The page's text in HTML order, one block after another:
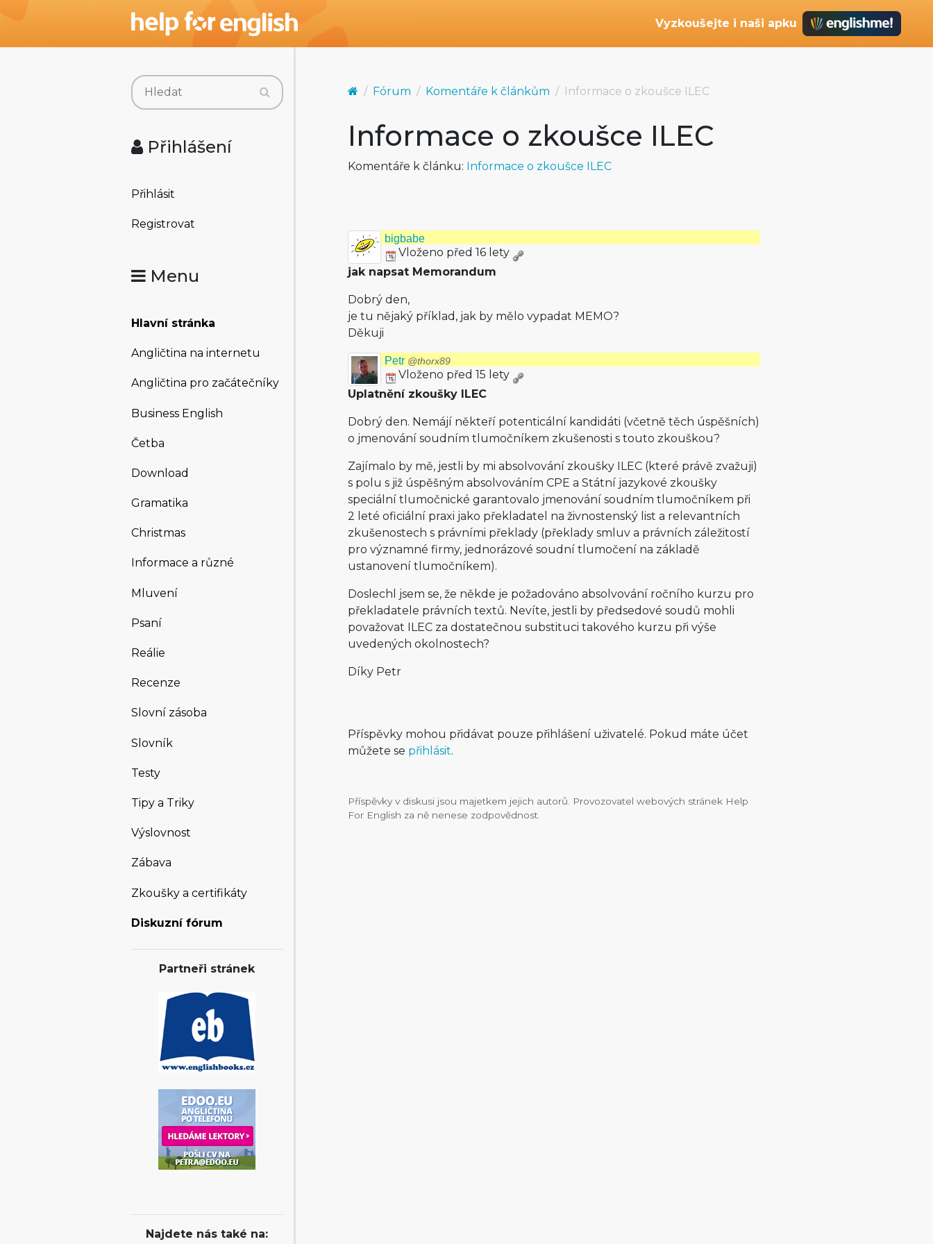
Vyzkoušejte i naši apku
Přihlášení
Přihlásit
Registrovat
Menu
Hlavní stránka
Angličtina na internetu
Angličtina pro začátečníky
Business English
Četba
Download
Gramatika
Christmas
Informace a různé
Mluvení
Psaní
Reálie
Recenze
Slovní zásoba
Slovník
Testy
Tipy a Triky
Výslovnost
Zábava
Zkoušky a certifikáty
Diskuzní fórum
Partneři stránek
Najdete nás také na:
Fórum Komentáře k článkům Informace o zkoušce ILEC
Informace o zkoušce ILEC
Komentáře k článku: Informace o zkoušce ILEC
bigbabe
Vloženo před 16 lety
jak napsat Memorandum
Dobrý den,
je tu nějaký příklad, jak by mělo vypadat MEMO?
Děkuji
Petr @thorx89
Vloženo před 15 lety
Uplatnění zkoušky ILEC
Dobrý den. Nemájí někteří potenticální kandidáti (včetně těch úspěšních)
o jmenování soudním tlumočníkem zkušenosti s touto zkouškou?
Zajímalo by mě, jestli by mi absolvování zkoušky ILEC (které právě zvažuji)
s polu s již úspěšným absolvováním CPE a Státní jazykové zkoušky
speciální tlumočnické garantovalo jmenování soudním tlumočníkem při
2 leté oficiální praxi jako překladatel na živnostenský list a relevantních
zkušenostech s právními překlady (překlady smluv a právních záležitostí
pro významné firmy, jednorázové soudní tlumočení na základě
ustanovení tlumočníkem).
Doslechl jsem se, že někde je požadováno absolvování ročního kurzu pro
překladatele právních textů. Nevíte, jestli by předsedové soudů mohli
považovat ILEC za dostatečnou substituci takového kurzu při výše
uvedených okolnostech?
Díky Petr
Příspěvky mohou přidávat pouze přihlášení uživatelé. Pokud máte účet
můžete se přihlásit.
Příspěvky v diskusi jsou majetkem jejich autorů. Provozovatel webových stránek Help
For English za ně nenese zodpovědnost.